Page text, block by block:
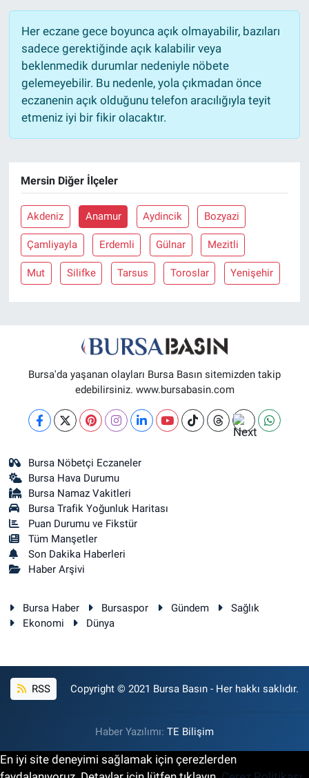
Her eczane gece boyunca açık olmayabilir, bazıları
sadece gerektiğinde açık kalabilir veya
beklenmedik durumlar nedeniyle nöbete
gelemeyebilir. Bu nedenle, yola çıkmadan önce
eczanenin açık olduğunu telefon aracılığıyla teyit
etmeniz iyi bir fikir olacaktır.
Mersin Diğer İlçeler
Akdeniz Anamur Aydincik Bozyazi
Çamliyayla Erdemli Gülnar Mezitli
Mut Silifke Tarsus Toroslar Yenişehir
Bursa'da yaşanan olayları Bursa Basın sitemizden takip
edebilirsiniz. www.bursabasin.com
Bursa Nöbetçi Eczaneler
Bursa Hava Durumu
Bursa Namaz Vakitleri
Bursa Trafik Yoğunluk Haritası
Puan Durumu ve Fikstür
Tüm Manşetler
Son Dakika Haberleri
Haber Arşivi
Bursa Haber Bursaspor Gündem
Sağlık
Ekonomi
Dünya
RSS Copyright © 2021 Bursa Basın - Her hakkı saklıdır.
Haber Yazılımı: TE Bilişim
En iyi site deneyimi sağlamak için çerezlerden
Teknoloji
Magazin
Siyaset
Yaşam
Nöbetçi Eczaneler